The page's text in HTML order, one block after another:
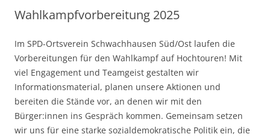
Wahlkampfvorbereitung 2025
Im SPD-Ortsverein Schwachhausen Süd/Ost laufen die
Vorbereitungen für den Wahlkampf auf Hochtouren! Mit
viel Engagement und Teamgeist gestalten wir
Informationsmaterial, planen unsere Aktionen und
bereiten die Stände vor, an denen wir mit den
Bürger:innen ins Gespräch kommen. Gemeinsam setzen
wir uns für eine starke sozialdemokratische Politik ein, die